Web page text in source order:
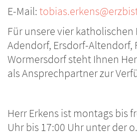
E-Mail:
Für unsere vier katholischen
Adendorf, Ersdorf-Altendorf,
Wormersdorf steht Ihnen
als Ansprechpartner zur
Herr Erkens ist montags bis
Uhr bis 17:00 Uhr unter der